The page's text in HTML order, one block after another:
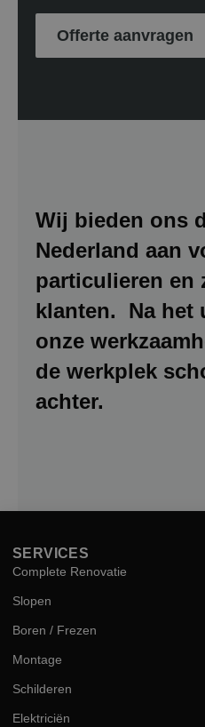
Offerte aanvragen
Wij bieden ons
Nederland aan
particulieren en
klanten. Na het
onze
de werkplek
achter.
SERVICES
Complete Renovatie
Slopen
Boren / Frezen
Montage
Schilderen
Elektriciën